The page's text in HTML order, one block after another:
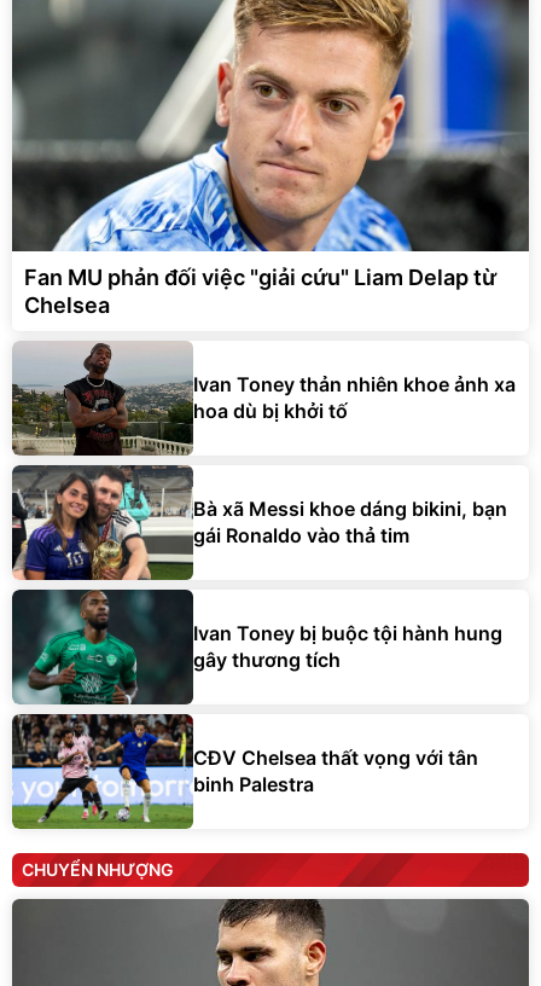
Fan MU phản đối việc "giải cứu" Liam Delap từ
Chelsea
Ivan Toney thản nhiên khoe ảnh xa
hoa dù bị khởi tố
Bà xã Messi khoe dáng bikini, bạn
gái Ronaldo vào thả tim
Ivan Toney bị buộc tội hành hung
gây thương tích
CĐV Chelsea thất vọng với tân
binh Palestra
CHUYỂN NHƯỢNG